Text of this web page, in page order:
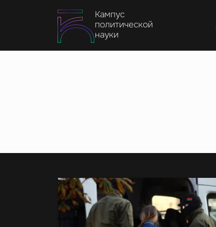
Кампус
политической
науки